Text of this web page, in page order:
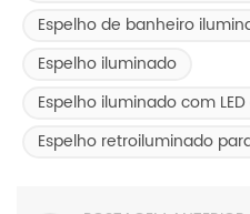
Espelho de banheiro
Espelho iluminado
Espelho iluminado com
Espelho retroiluminado